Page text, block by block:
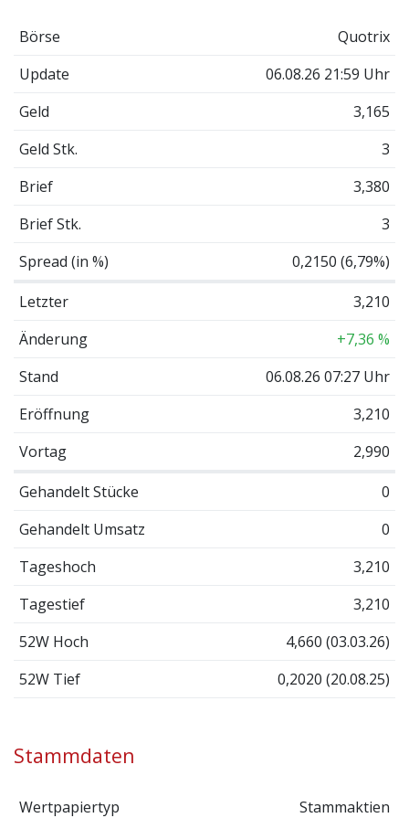
Börse
Quotrix
Update
06.08.26 21:59 Uhr
Geld
3,165
Geld Stk.
3
Brief
3,380
Brief Stk.
3
Spread (in %)
0,2150 (6,79%)
Letzter
3,210
Änderung
+7,36 %
Stand
06.08.26 07:27 Uhr
Eröffnung
3,210
Vortag
2,990
Gehandelt Stücke
0
Gehandelt Umsatz
0
Tageshoch
3,210
Tagestief
3,210
52W Hoch
4,660 (03.03.26)
52W Tief
0,2020 (20.08.25)
Stammdaten
Wertpapiertyp
Stammaktien